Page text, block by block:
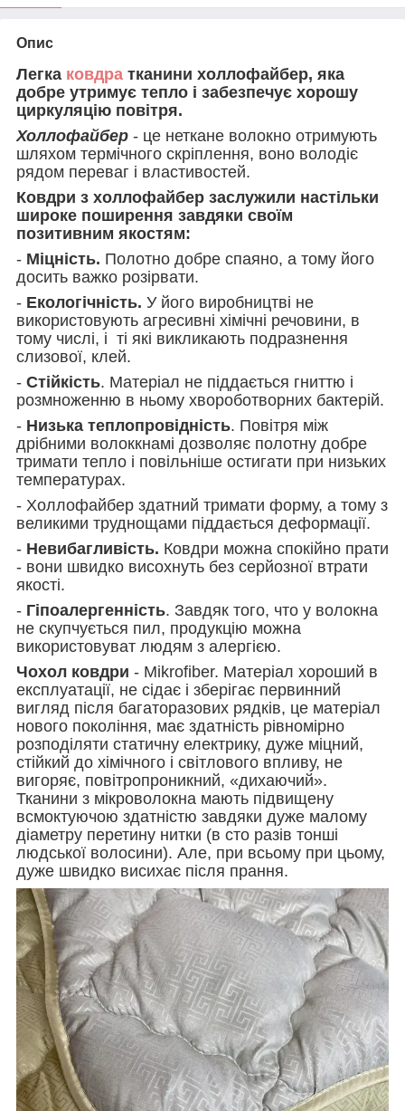
Опис
Легка ковдра тканини холлофайбер, яка
добре утримує тепло і забезпечує хорошу
циркуляцію повітря.
Холлофайбер - це неткане волокно отримують
шляхом термічного скріплення, воно володіє
рядом переваг і властивостей.
Ковдри з холлофайбер заслужили настільки
широке поширення завдяки своїм
позитивним якостям:
- Міцність. Полотно добре спаяно, а тому його
досить важко розірвати.
- Екологічність. У його виробництві не
використовують агресивні хімічні речовини, в
тому числі, і ті які викликають подразнення
слизової, клей.
- Стійкість. Матеріал не піддається гниттю і
розмноженню в ньому хвороботворних бактерій.
- Низька теплопровідність. Повітря між
дрібними волоккнамі дозволяє полотну добре
тримати тепло і повільніше остигати при низьких
температурах.
- Холлофайбер здатний тримати форму, а тому з
великими труднощами піддається деформації.
- Невибагливість. Ковдри можна спокійно прати
- вони швидко висохнуть без серйозної втрати
якості.
- Гіпоалергенність. Завдяк того, что у волокна
не скупчується пил, продукцію можна
використовуват людям з алергією.
Чохол ковдри - Mikrofiber. Матеріал хороший в
експлуатації, не сідає і зберігає первинний
вигляд після багаторазових рядків, це матеріал
нового покоління, має здатність рівномірно
розподіляти статичну електрику, дуже міцний,
стійкий до хімічного і світлового впливу, не
вигоряє, повітропроникний, «дихаючий».
Тканини з мікроволокна мають підвищену
всмоктуючою здатністю завдяки дуже малому
діаметру перетину нитки (в сто разів тонші
людської волосини). Але, при всьому при цьому,
дуже швидко висихає після прання.